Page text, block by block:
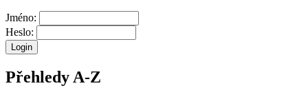
Jméno:
Heslo:
Přehledy A-Z